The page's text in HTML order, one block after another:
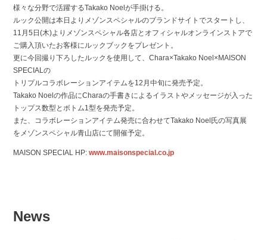
様々な分野で活躍するTakako Noelが手掛ける。
ルック公開は本日よりメゾンスペシャルのブランドサイトでスタートし、
11月5日(木)よりメゾンスペシャル各店とオフィシャルオンラインストアで
ご購入頂いたお客様にルックブックをプレゼント。
更に今回撮り下ろしたルックを使用して、Chara×Takako Noel×MAISON
SPECIALの
トリプルコラボレーションアイテムを12月中旬に発売予定。
Takako Noelの作品にCharaの手書きによるイラストやメッセージが入った
トップス数型とボトム1型を発売予定。
また、コラボレーションアイテム発売に合わせてTakako Noel氏の写真展
をメゾンスペシャル青山店にて開催予定。
MAISON SPECIAL HP:www.maisonspecial.co.jp
News